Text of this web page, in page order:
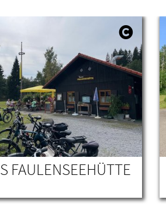
FAULENSEEHÜTTE